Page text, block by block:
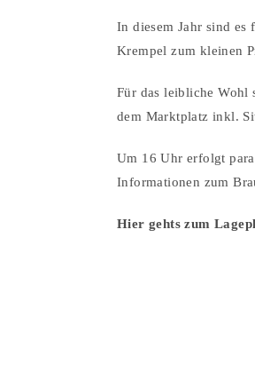
In diesem Jahr sind
Krempel zum kleinen
Für das leibliche Wohl
dem Marktplatz inkl.
Um 16 Uhr erfolgt
Informationen zum
Hier gehts zum